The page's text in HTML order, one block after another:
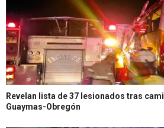
Revelan lista de 37 lesionados tras
Guaymas-Obregón